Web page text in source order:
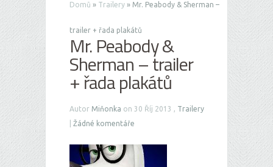
Domů » Trailery » Mr. Peabody & Sherman –
trailer + řada plakátů
Mr. Peabody &
Sherman – trailer
+ řada plakátů
Autor Miňonka on 30 Říj 2013 , Trailery
Žádné komentáře